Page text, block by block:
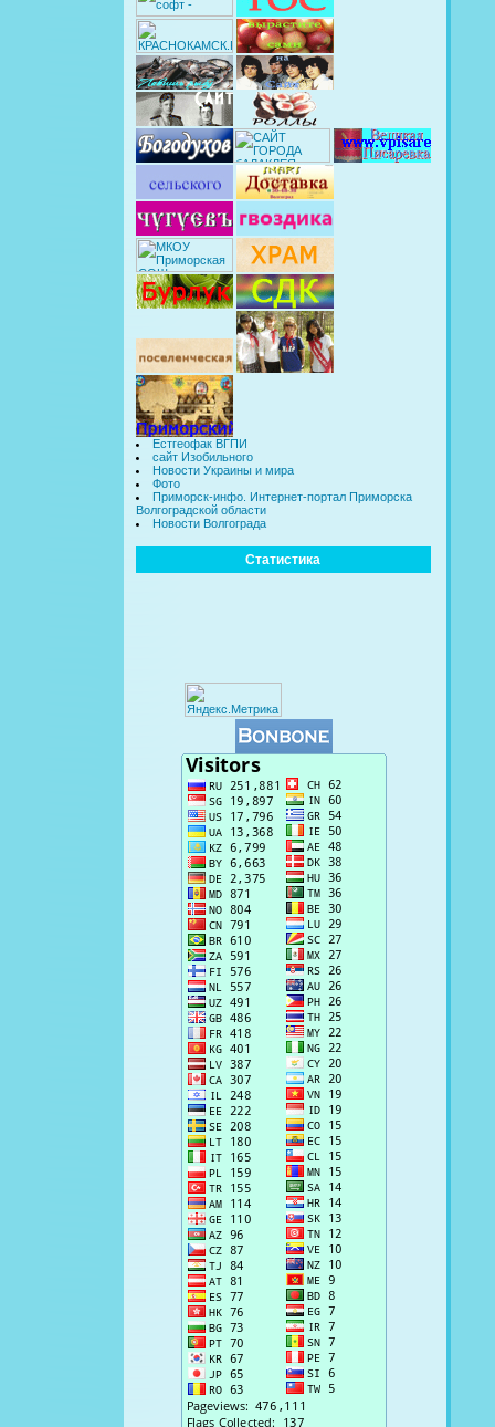
Естгеофак ВГПИ
сайт Изобильного
Новости Украины и мира
Фото
Приморск-инфо. Интернет-портал Приморска
Волгоградской области
Новости Волгограда
Статистика